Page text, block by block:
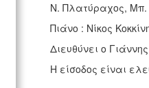
Ν. Πλατύραχος, Μπ.
Πιάνο : Νίκος
Διευθύνει ο
Η είσοδος είναι